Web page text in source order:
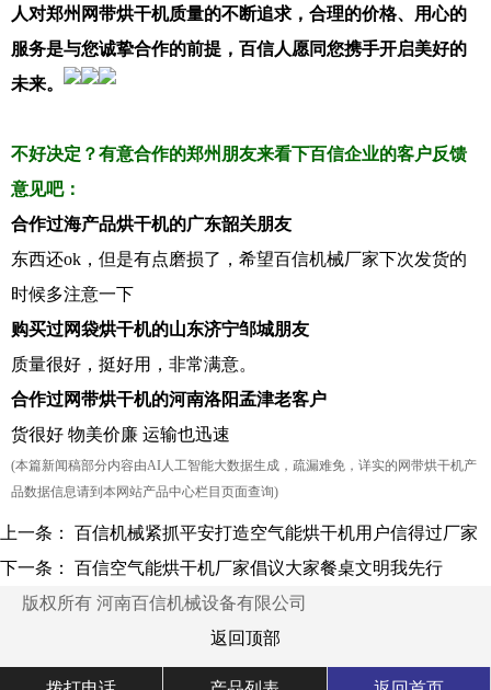
人对郑州网带烘干机质量的不断追求，合理的价格、用心的
服务是与您诚挚合作的前提，百信人愿同您携手开启美好的
未来。
不好决定？有意合作的郑州朋友来看下百信企业的客户反馈
意见吧：
合作过海产品烘干机的广东韶关朋友
东西还ok，但是有点磨损了，希望百信机械厂家下次发货的
时候多注意一下
购买过网袋烘干机的山东济宁邹城朋友
质量很好，挺好用，非常满意。
合作过网带烘干机的河南洛阳孟津老客户
货很好 物美价廉 运输也迅速
(本篇新闻稿部分内容由AI人工智能大数据生成，疏漏难免，详实的网带烘干机产
品数据信息请到本网站产品中心栏目页面查询)
上一条： 百信机械紧抓平安打造空气能烘干机用户信得过厂家
下一条： 百信空气能烘干机厂家倡议大家餐桌文明我先行
版权所有 河南百信机械设备有限公司
返回顶部